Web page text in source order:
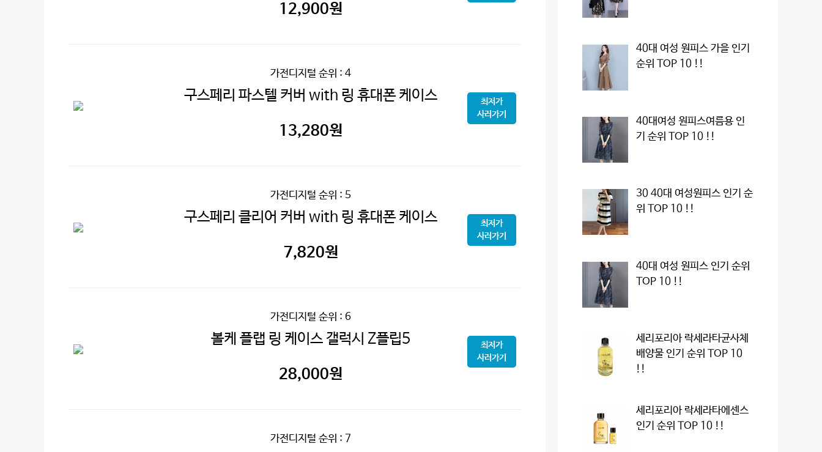
12,900원
가전디지털 순위 : 4
구스페리 파스텔 커버 with 링 휴대폰 케이스
13,280원
최저가
사러가기
가전디지털 순위 : 5
구스페리 클리어 커버 with 링 휴대폰 케이스
7,820원
최저가
사러가기
가전디지털 순위 : 6
볼케 플랩 링 케이스 갤럭시 Z플립5
28,000원
최저가
사러가기
가전디지털 순위 : 7
40대 여성 원피스 가을 인기
순위 TOP 10 !!
40대여성 원피스여름용 인
기 순위 TOP 10 !!
30 40대 여성원피스 인기 순
위 TOP 10 !!
40대 여성 원피스 인기 순위
TOP 10 !!
세리포리아 락세라타균사체
배양물 인기 순위 TOP 10
!!
세리포리아 락세라타에센스
인기 순위 TOP 10 !!